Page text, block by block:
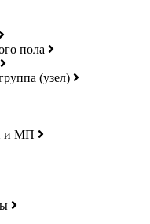
пола
(узел)
и МП